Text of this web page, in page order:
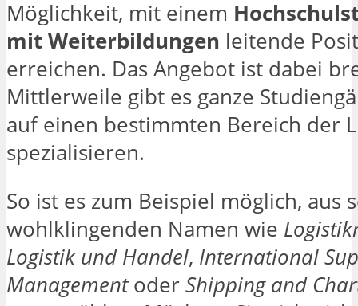
Möglichkeit, mit einem
mit Weiterbildungen leitende
erreichen. Das Angebot ist dabei
Mittlerweile gibt es ganze
auf einen bestimmten Bereich der
spezialisieren.
So ist es zum Beispiel möglich, aus
wohlklingenden Namen wie
Logistik und Handel, International
Managementoder Shipping and